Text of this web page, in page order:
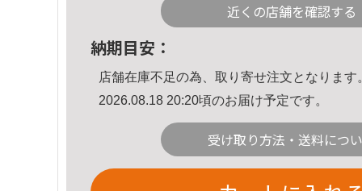
近くの店舗を確認する
納期目安：
店舗在庫不足の為、取り寄せ注文となります
2026.08.18 20:20頃のお届け予定です。
受け取り方法・送料につ